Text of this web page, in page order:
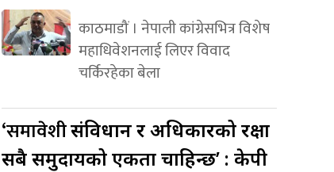
काठमाडौं । नेपाली कांग्रेसभित्र विशेष
महाधिवेशनलाई लिएर विवाद
चर्किरहेका बेला
‘समावेशीसंविधान र अधिकारको रक्षा
सबै समुदायको एकता चाहिन्छ’ : केपी